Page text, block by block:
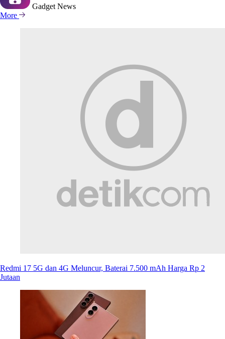
Gadget News
More
Redmi 17 5G dan 4G Meluncur, Baterai 7.500 mAh Harga Rp 2
Jutaan